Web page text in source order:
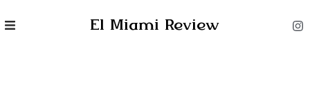
El Miami Review